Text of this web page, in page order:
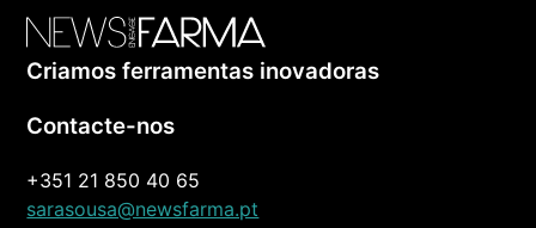
Criamos ferramentas inovadoras
Contacte-nos
+351 21 850 40 65
sarasousa@newsfarma.pt